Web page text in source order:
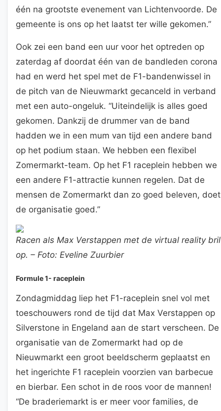
één na grootste evenement van Lichtenvoorde. De
gemeente is ons op het laatst ter wille gekomen.”
Ook zei een band een uur voor het optreden op
zaterdag af doordat één van de bandleden corona
had en werd het spel met de F1-bandenwissel in
de pitch van de Nieuwmarkt gecanceld in verband
met een auto-ongeluk. “Uiteindelijk is alles goed
gekomen. Dankzij de drummer van de band
hadden we in een mum van tijd een andere band
op het podium staan. We hebben een flexibel
Zomermarkt-team. Op het F1 raceplein hebben we
een andere F1-attractie kunnen regelen. Dat de
mensen de Zomermarkt dan zo goed beleven, doet
de organisatie goed.”
Racen als Max Verstappen met de virtual reality bril
op. – Foto: Eveline Zuurbier
Formule 1- raceplein
Zondagmiddag liep het F1-raceplein snel vol met
toeschouwers rond de tijd dat Max Verstappen op
Silverstone in Engeland aan de start verscheen. De
organisatie van de Zomermarkt had op de
Nieuwmarkt een groot beeldscherm geplaatst en
het ingerichte F1 raceplein voorzien van barbecue
en bierbar. Een schot in de roos voor de mannen!
“De braderiemarkt is er meer voor families, de